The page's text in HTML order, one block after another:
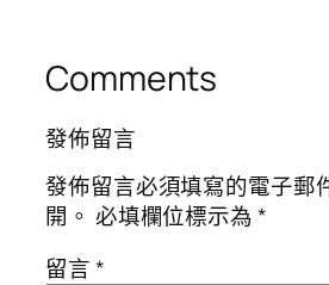
Comments
發佈留言
發佈留言必須填寫的電子郵
開。 必填欄位標示為*
留言*